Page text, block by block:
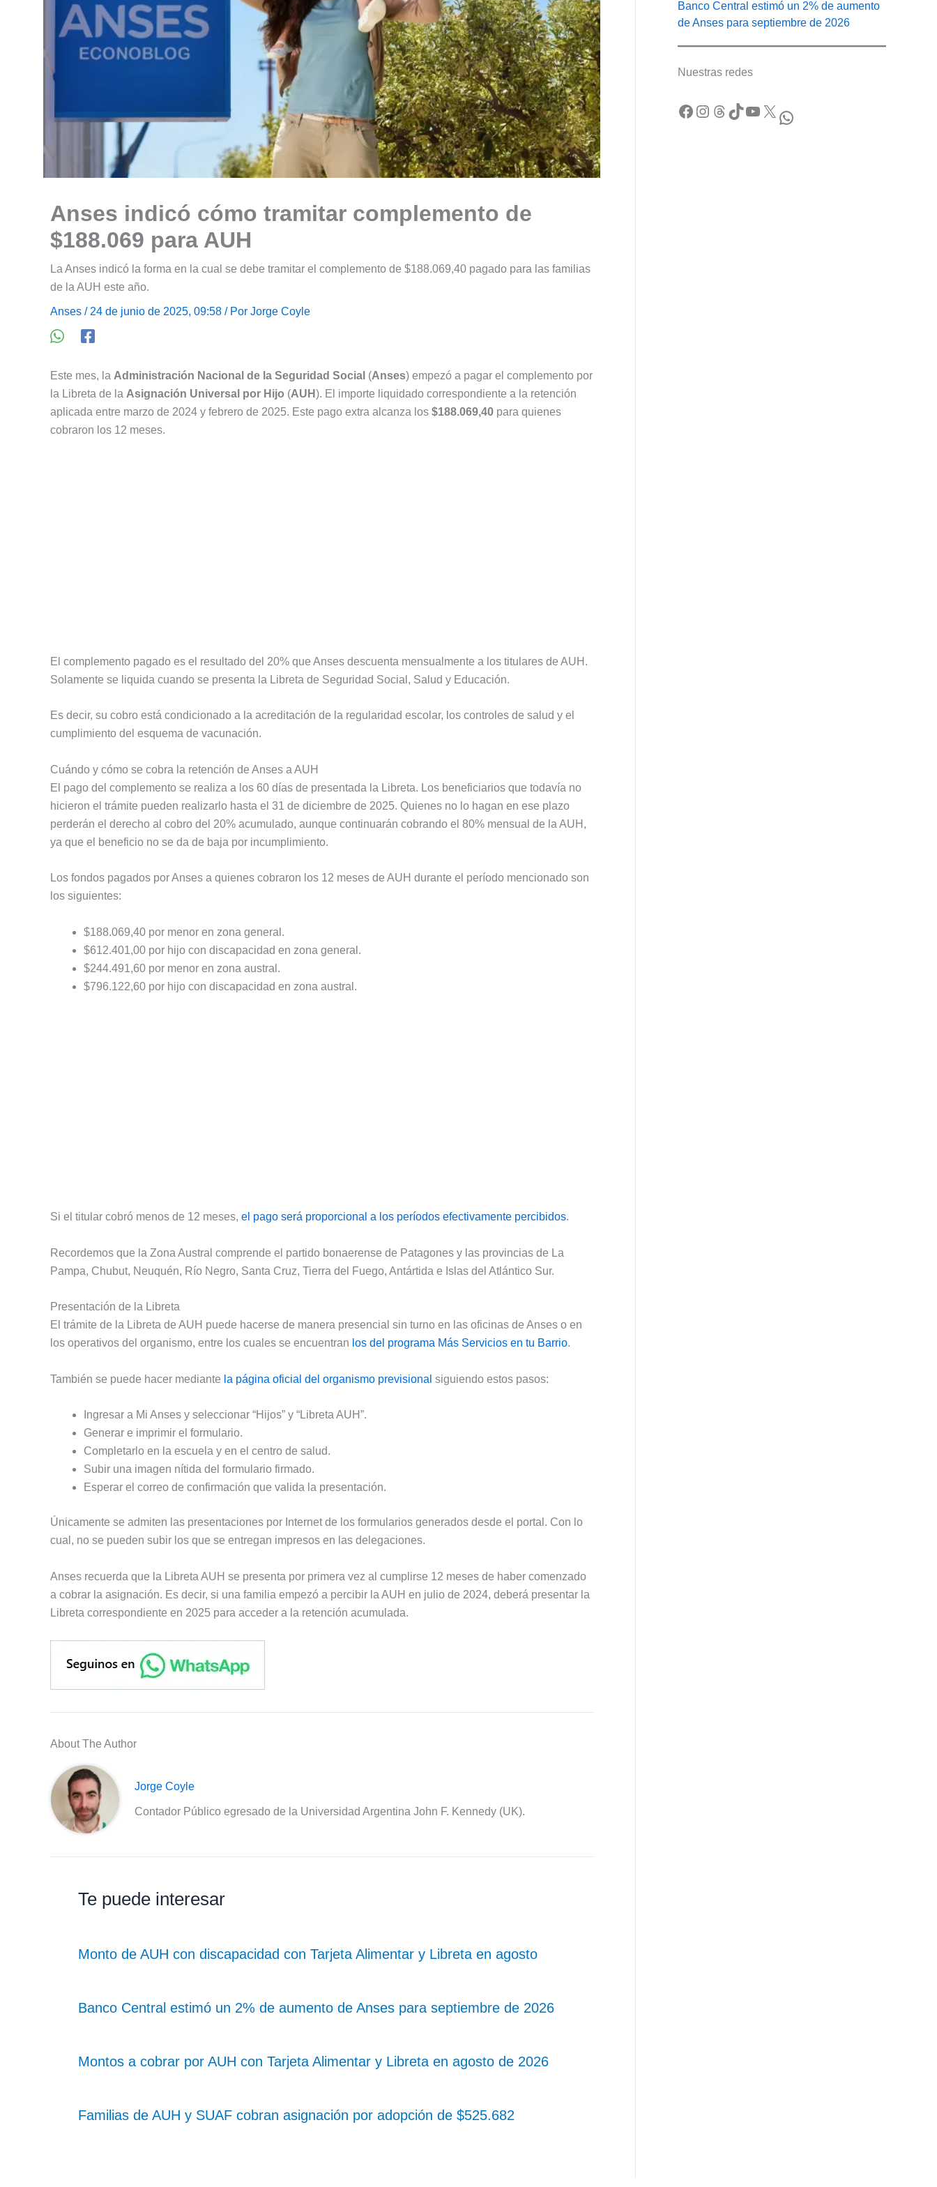
Anses indicó cómo tramitar complemento de
$188.069 para AUH
La Anses indicó la forma en la cual se debe tramitar el complemento de $188.069,40 pagado para las familias
de la AUH este año.
Anses / 24 de junio de 2025, 09:58 / Por Jorge Coyle
Este mes, la Administración Nacional de la Seguridad Social (Anses) empezó a pagar el complemento por
la Libreta de la Asignación Universal por Hijo (AUH ). El importe liquidado correspondiente a la retención
aplicada entre marzo de 2024 y febrero de 2025. Este pago extra alcanza los $188.069,40 para quienes
cobraron los 12 meses.
El complemento pagado es el resultado del 20% que Anses descuenta mensualmente a los titulares de AUH.
Solamente se liquida cuando se presenta la Libreta de Seguridad Social, Salud y Educación.
Es decir, su cobro está condicionado a la acreditación de la regularidad escolar, los controles de salud y el
cumplimiento del esquema de vacunación.
Cuándo y cómo se cobra la retención de Anses a AUH
El pago del complemento se realiza a los 60 días de presentada la Libreta. Los beneficiarios que todavía no
hicieron el trámite pueden realizarlo hasta el 31 de diciembre de 2025. Quienes no lo hagan en ese plazo
perderán el derecho al cobro del 20% acumulado, aunque continuarán cobrando el 80% mensual de la AUH,
ya que el beneficio no se da de baja por incumplimiento.
Los fondos pagados por Anses a quienes cobraron los 12 meses de AUH durante el período mencionado son
los siguientes:
$188.069,40 por menor en zona general.
$612.401,00 por hijo con discapacidad en zona general.
$244.491,60 por menor en zona austral.
$796.122,60 por hijo con discapacidad en zona austral.
Si el titular cobró menos de 12 meses, el pago será proporcional a los períodos efectivamente percibidos.
Recordemos que la Zona Austral comprende el partido bonaerense de Patagones y las provincias de La
Pampa, Chubut, Neuquén, Río Negro, Santa Cruz, Tierra del Fuego, Antártida e Islas del Atlántico Sur.
Presentación de la Libreta
El trámite de la Libreta de AUH puede hacerse de manera presencial sin turno en las oficinas de Anses o en
los operativos del organismo, entre los cuales se encuentran los del programa Más Servicios en tu Barrio.
También se puede hacer mediante la página oficial del organismo previsional siguiendo estos pasos:
Ingresar a Mi Anses y seleccionar “Hijos” y “Libreta AUH”.
Generar e imprimir el formulario.
Completarlo en la escuela y en el centro de salud.
Subir una imagen nítida del formulario firmado.
Esperar el correo de confirmación que valida la presentación.
Únicamente se admiten las presentaciones por Internet de los formularios generados desde el portal. Con lo
cual, no se pueden subir los que se entregan impresos en las delegaciones.
Anses recuerda que la Libreta AUH se presenta por primera vez al cumplirse 12 meses de haber comenzado
a cobrar la asignación. Es decir, si una familia empezó a percibir la AUH en julio de 2024, deberá presentar la
Libreta correspondiente en 2025 para acceder a la retención acumulada.
About The Author
Jorge Coyle
Contador Público egresado de la Universidad Argentina John F. Kennedy (UK).
Te puede interesar
Monto de AUH con discapacidad con Tarjeta Alimentar y Libreta en agosto
Banco Central estimó un 2% de aumento de Anses para septiembre de 2026
Montos a cobrar por AUH con Tarjeta Alimentar y Libreta en agosto de 2026
Familias de AUH y SUAF cobran asignación por adopción de $525.682
Banco Central estimó un 2% de aumento
de Anses para septiembre de 2026
Nuestras redes
Facebook Instagram Threads TikTok YouTube X WhatsApp